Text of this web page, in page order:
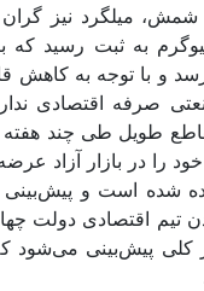
و با توجه به کاهش
صرفه اقتصادی
طویل طی چند هفته
را در بازار آزاد
شده است و پیش‌بینی
اقتصادی دولت
کلی پیش‌بینی می‌شود